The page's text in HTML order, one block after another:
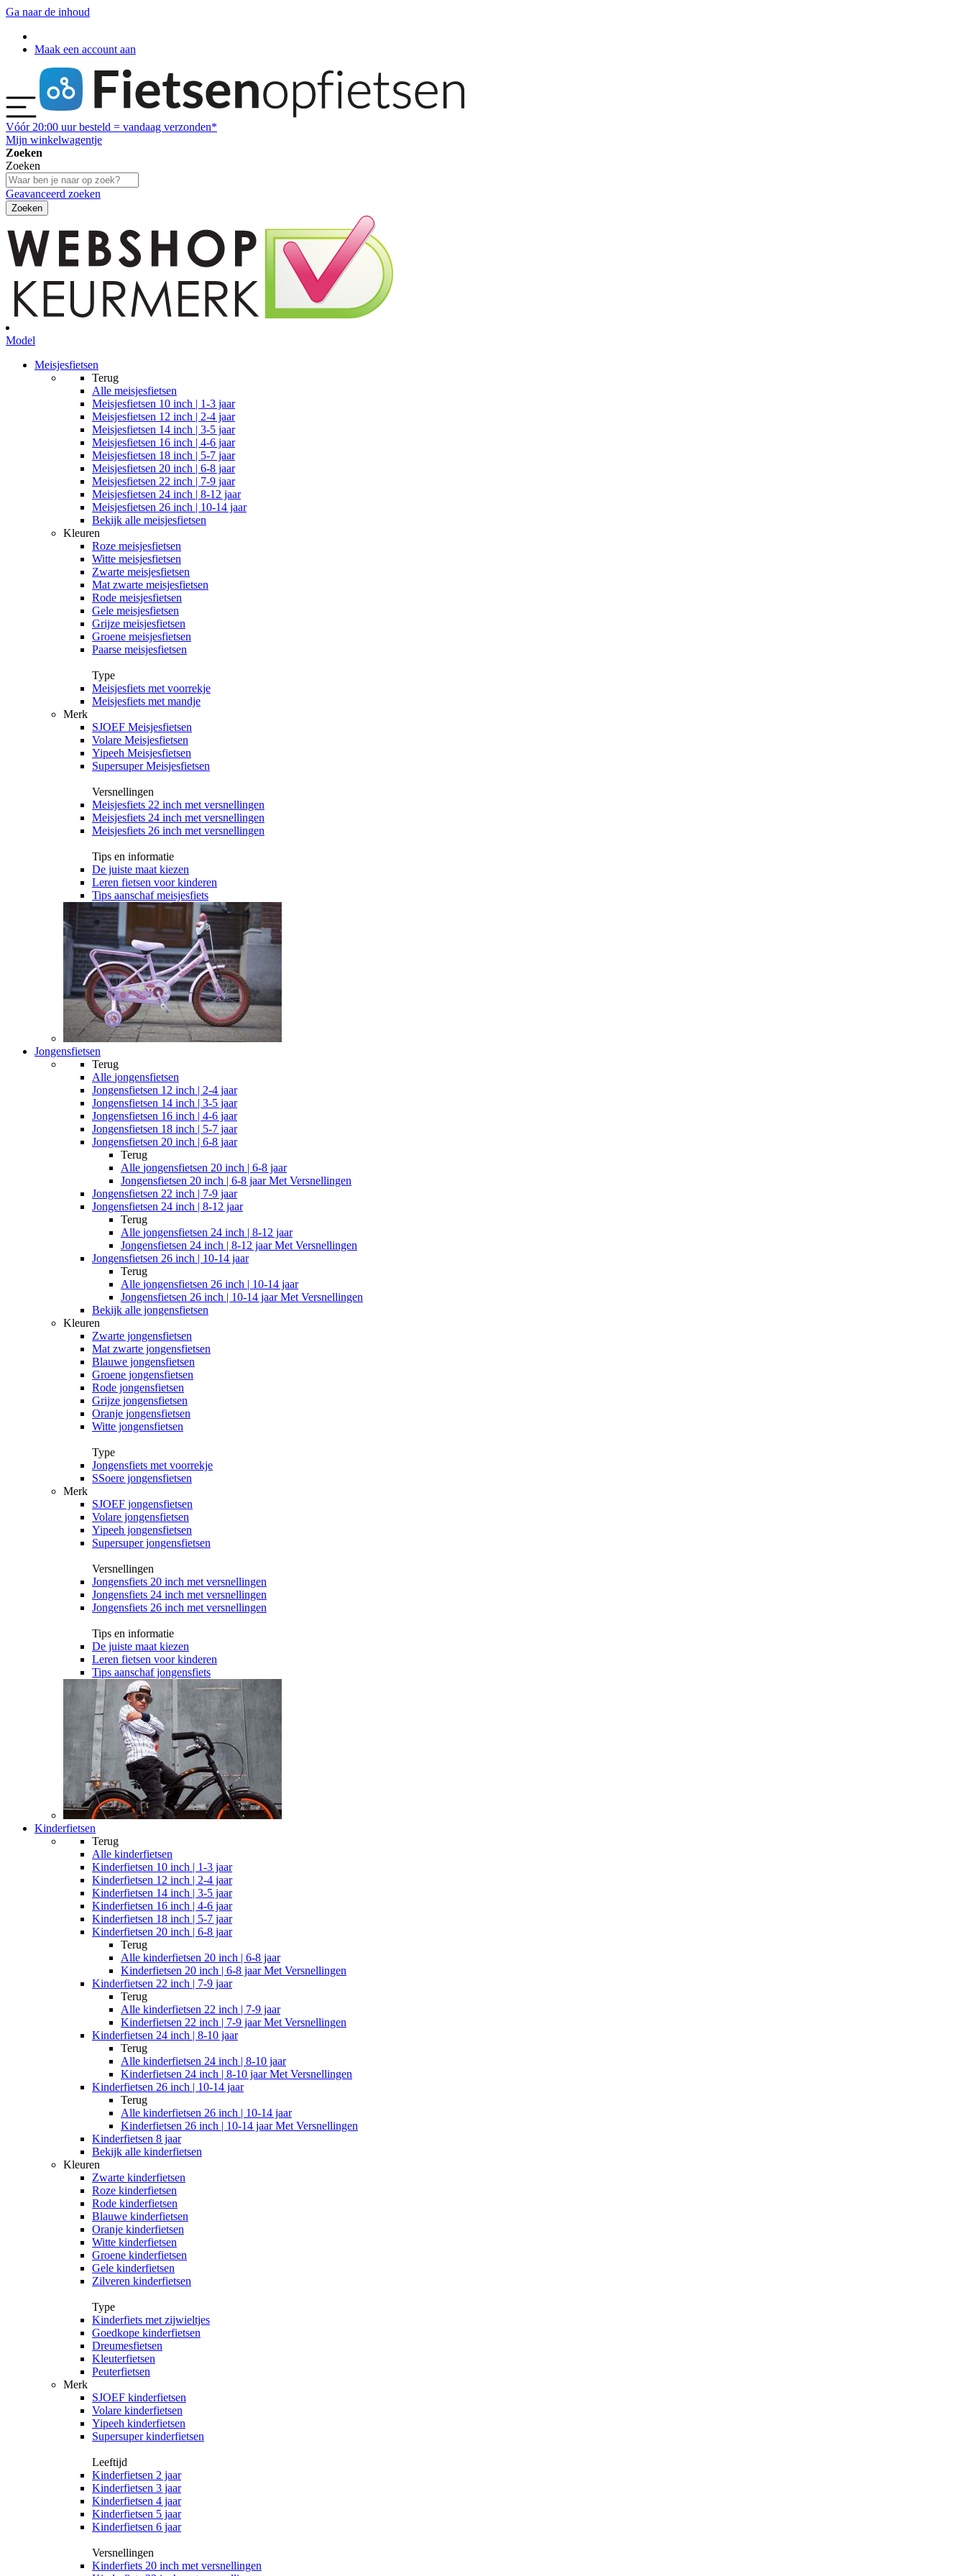
Ga naar de inhoud
Maak een account aan
Vóór 20:00 uur besteld = vandaag verzonden*
Mijn winkelwagentje
Zoeken
Zoeken
Geavanceerd zoeken
Zoeken
Model
Meisjesfietsen
Terug
Alle meisjesfietsen
Meisjesfietsen 10 inch | 1-3 jaar
Meisjesfietsen 12 inch | 2-4 jaar
Meisjesfietsen 14 inch | 3-5 jaar
Meisjesfietsen 16 inch | 4-6 jaar
Meisjesfietsen 18 inch | 5-7 jaar
Meisjesfietsen 20 inch | 6-8 jaar
Meisjesfietsen 22 inch | 7-9 jaar
Meisjesfietsen 24 inch | 8-12 jaar
Meisjesfietsen 26 inch | 10-14 jaar
Bekijk alle meisjesfietsen
Kleuren
Roze meisjesfietsen
Witte meisjesfietsen
Zwarte meisjesfietsen
Mat zwarte meisjesfietsen
Rode meisjesfietsen
Gele meisjesfietsen
Grijze meisjesfietsen
Groene meisjesfietsen
Paarse meisjesfietsen
Type
Meisjesfiets met voorrekje
Meisjesfiets met mandje
Merk
SJOEF Meisjesfietsen
Volare Meisjesfietsen
Yipeeh Meisjesfietsen
Supersuper Meisjesfietsen
Versnellingen
Meisjesfiets 22 inch met versnellingen
Meisjesfiets 24 inch met versnellingen
Meisjesfiets 26 inch met versnellingen
Tips en informatie
De juiste maat kiezen
Leren fietsen voor kinderen
Tips aanschaf meisjesfiets
Jongensfietsen
Terug
Alle jongensfietsen
Jongensfietsen 12 inch | 2-4 jaar
Jongensfietsen 14 inch | 3-5 jaar
Jongensfietsen 16 inch | 4-6 jaar
Jongensfietsen 18 inch | 5-7 jaar
Jongensfietsen 20 inch | 6-8 jaar
Terug
Alle jongensfietsen 20 inch | 6-8 jaar
Jongensfietsen 20 inch | 6-8 jaar Met Versnellingen
Jongensfietsen 22 inch | 7-9 jaar
Jongensfietsen 24 inch | 8-12 jaar
Terug
Alle jongensfietsen 24 inch | 8-12 jaar
Jongensfietsen 24 inch | 8-12 jaar Met Versnellingen
Jongensfietsen 26 inch | 10-14 jaar
Terug
Alle jongensfietsen 26 inch | 10-14 jaar
Jongensfietsen 26 inch | 10-14 jaar Met Versnellingen
Bekijk alle jongensfietsen
Kleuren
Zwarte jongensfietsen
Mat zwarte jongensfietsen
Blauwe jongensfietsen
Groene jongensfietsen
Rode jongensfietsen
Grijze jongensfietsen
Oranje jongensfietsen
Witte jongensfietsen
Type
Jongensfiets met voorrekje
SSoere jongensfietsen
Merk
SJOEF jongensfietsen
Volare jongensfietsen
Yipeeh jongensfietsen
Supersuper jongensfietsen
Versnellingen
Jongensfiets 20 inch met versnellingen
Jongensfiets 24 inch met versnellingen
Jongensfiets 26 inch met versnellingen
Tips en informatie
De juiste maat kiezen
Leren fietsen voor kinderen
Tips aanschaf jongensfiets
Kinderfietsen
Terug
Alle kinderfietsen
Kinderfietsen 10 inch | 1-3 jaar
Kinderfietsen 12 inch | 2-4 jaar
Kinderfietsen 14 inch | 3-5 jaar
Kinderfietsen 16 inch | 4-6 jaar
Kinderfietsen 18 inch | 5-7 jaar
Kinderfietsen 20 inch | 6-8 jaar
Terug
Alle kinderfietsen 20 inch | 6-8 jaar
Kinderfietsen 20 inch | 6-8 jaar Met Versnellingen
Kinderfietsen 22 inch | 7-9 jaar
Terug
Alle kinderfietsen 22 inch | 7-9 jaar
Kinderfietsen 22 inch | 7-9 jaar Met Versnellingen
Kinderfietsen 24 inch | 8-10 jaar
Terug
Alle kinderfietsen 24 inch | 8-10 jaar
Kinderfietsen 24 inch | 8-10 jaar Met Versnellingen
Kinderfietsen 26 inch | 10-14 jaar
Terug
Alle kinderfietsen 26 inch | 10-14 jaar
Kinderfietsen 26 inch | 10-14 jaar Met Versnellingen
Kinderfietsen 8 jaar
Bekijk alle kinderfietsen
Kleuren
Zwarte kinderfietsen
Roze kinderfietsen
Rode kinderfietsen
Blauwe kinderfietsen
Oranje kinderfietsen
Witte kinderfietsen
Groene kinderfietsen
Gele kinderfietsen
Zilveren kinderfietsen
Type
Kinderfiets met zijwieltjes
Goedkope kinderfietsen
Dreumesfietsen
Kleuterfietsen
Peuterfietsen
Merk
SJOEF kinderfietsen
Volare kinderfietsen
Yipeeh kinderfietsen
Supersuper kinderfietsen
Leeftijd
Kinderfietsen 2 jaar
Kinderfietsen 3 jaar
Kinderfietsen 4 jaar
Kinderfietsen 5 jaar
Kinderfietsen 6 jaar
Versnellingen
Kinderfiets 20 inch met versnellingen